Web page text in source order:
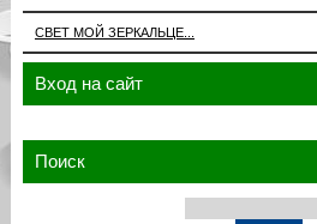
СВЕТ МОЙ ЗЕРКАЛЬЦЕ...
Вход на сайт
Поиск